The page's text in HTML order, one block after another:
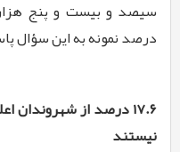
درصد نمونه به این سؤال
۱۷.۶ درصد از
نیستند